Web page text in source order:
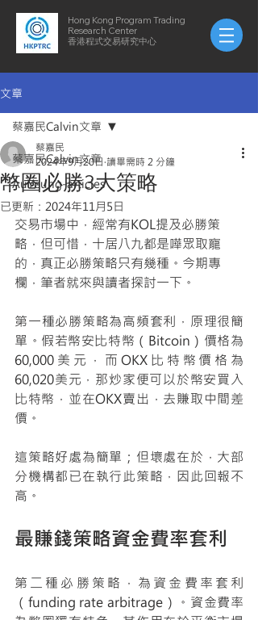
Hong Kong Program Trading
Research Center
​​香港程式交易研究中心
文章
蔡嘉民Calvin文章
AuYeung-articles
蔡嘉民Calvin文章
幣圈必勝3大策略
蔡嘉民
2024年9月20日 讀畢需時 2 分鐘
已更新： 2024年11月5日
交易市場中，經常有KOL提及必勝策
略，但可惜，十居八九都是嘩眾取寵
的，真正必勝策略只有幾種。今期專
欄，筆者就來與讀者探討一下。
第一種必勝策略為高頻套利，原理很簡
單。假若幣安比特幣（Bitcoin）價格為
60,000美元，而OKX比特幣價格為
60,020美元，那炒家便可以於幣安買入
比特幣，並在OKX賣出，去賺取中間差
價。
這策略好處為簡單；但壞處在於，大部
分機構都已在執行此策略，因此回報不
高。
最賺錢策略資金費率套利
第二種必勝策略，為資金費率套利
（funding rate arbitrage）。資金費率